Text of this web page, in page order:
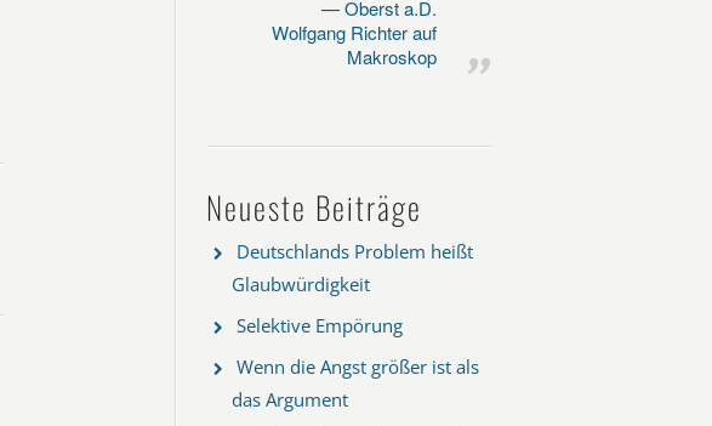
Oberst a.D.
Wolfgang Richter auf
Makroskop
Neueste Beiträge
Deutschlands Problem heißt
Glaubwürdigkeit
Selektive Empörung
Wenn die Angst größer ist als
das Argument